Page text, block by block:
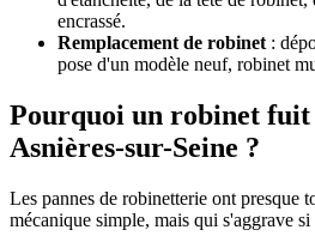
encrassé.
Remplacement de robinet :
pose d'un modèle neuf, robinet
Pourquoi un robinet fuit
Asnières-sur-Seine ?
Les pannes de robinetterie ont presque
mécanique simple, mais qui s'aggrave